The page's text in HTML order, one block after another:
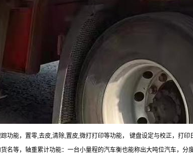
功能，置零,去皮,清除,置皮,微打打印等功能， 键盘设定与校正，打
名等，轴重累计功能：一台小量程的汽车衡也能称出大吨位汽车，